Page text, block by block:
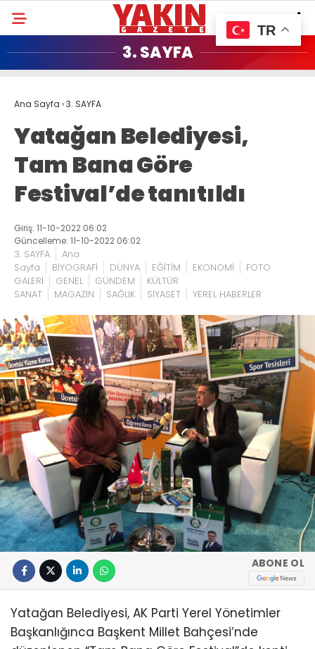
3. SAYFA
Ana Sayfa ›3. SAYFA
Yatağan Belediyesi,
Tam Bana Göre
Festival’de tanıtıldı
Giriş: 11-10-2022 06:02
Güncelleme: 11-10-2022 06:02
3. SAYFA
Ana
Sayfa
BİYOGRAFİ DÜNYA EĞİTİM EKONOMİ
FOTO
GALERİ
GENEL GÜNDEM
KÜLTÜR
SANAT
MAGAZİN SAĞLIK SİYASET YEREL HABERLER
ABONE OL
Yatağan Belediyesi, AK Parti Yerel Yönetimler
Başkanlığınca Başkent Millet Bahçesi’nde
TR